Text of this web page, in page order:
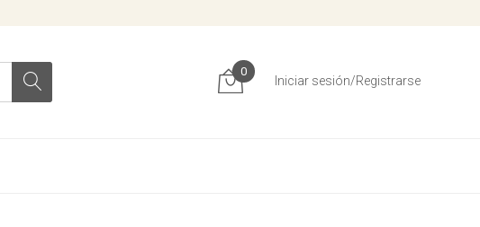
0
Iniciar sesión/Registrarse